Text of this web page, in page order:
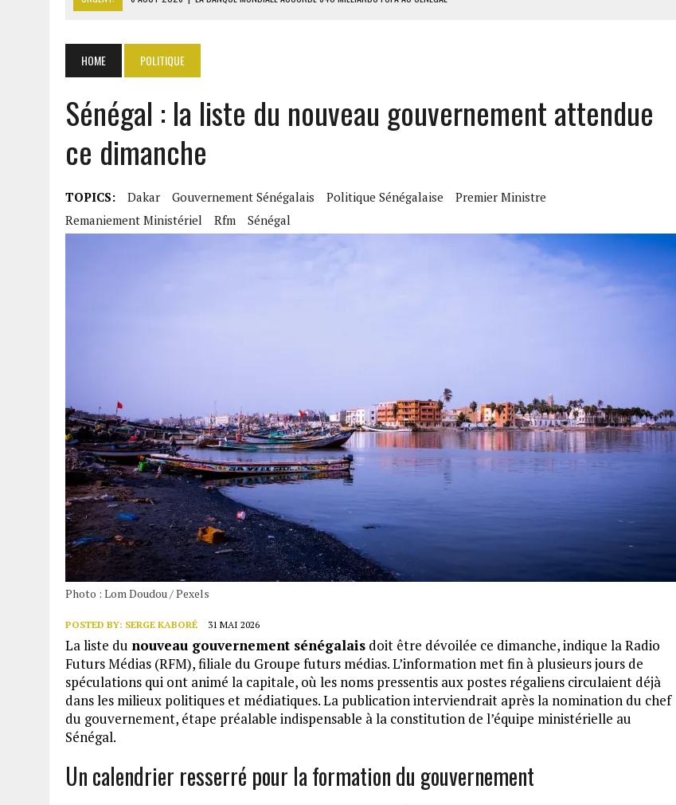
6 AOÛT 2026 | SÉNÉGAL : ABDOU KHADIR SOW QUITTE LE PRP POUR SOUTENIR DIOMAYE FAYE
6 AOÛT 2026
CÔTE D’IVOIRE-UE : 1 074 LIGNES TARIFAIRES DANS LA 4E PHASE DE L’APE
HOME POLITIQUE
Sénégal : la liste du nouveau gouvernement attendue
ce dimanche
TOPICS: Dakar Gouvernement Sénégalais Politique Sénégalaise
Premier Ministre
Remaniement Ministériel
Rfm Sénégal
Photo : Lom Doudou / Pexels
POSTED BY: SERGE KABORÉ 31 MAI 2026
La liste du nouveau gouvernement sénégalais doit être dévoilée ce dimanche, indique la Radio
Futurs Médias (RFM), filiale du Groupe futurs médias. L’information met fin à plusieurs jours de
spéculations qui ont animé la capitale, où les noms pressentis aux postes régaliens circulaient déjà
dans les milieux politiques et médiatiques. La publication interviendrait après la nomination du chef
du gouvernement, étape préalable indispensable à la constitution de l’équipe ministérielle au
Sénégal.
Un calendrier resserré pour la formation du gouvernement